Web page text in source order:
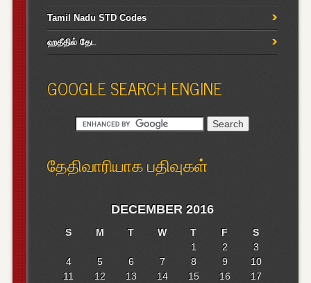
Tamil Nadu STD Codes
ஹதீதில் தேட
GOOGLE SEARCH ENGINE
தேதிவாரியாக பதிவுகள்
DECEMBER 2016
S M T W T F
S
1
2
3
4
5 6 7 8 9
10
11
12 13 14 15 16
17